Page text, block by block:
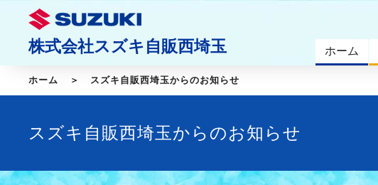
株式会社スズキ自販西埼玉 ホーム
ホーム スズキ自販西埼玉からのお知らせ
スズキ自販西埼玉からのお知らせ